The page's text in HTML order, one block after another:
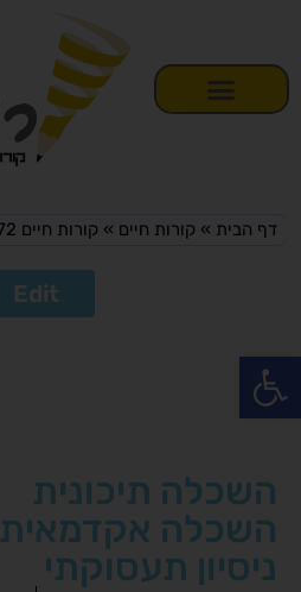
פתח סרגל נגישות
דף הבית » קורות חיים » קורות חיים #1172
Edit
השכלה תיכונית
השכלה אקדמאית
ניסיון תעסוקתי